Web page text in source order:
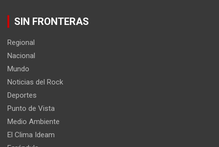
SIN FRONTERAS
Regional
Nacional
Mundo
Noticias del Rock
Deportes
Punto de Vista
Medio Ambiente
El Clima Ideam